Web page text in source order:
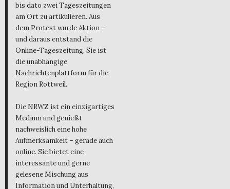
bis dato zwei Tageszeitungen
am Ort zu artikulieren. Aus
dem Protest wurde Aktion –
und daraus entstand die
Online-Tageszeitung. Sie ist
die unabhängige
Nachrichtenplattform für die
Region Rottweil.
Die NRWZ ist ein einzigartiges
Medium und genießt
nachweislich eine hohe
Aufmerksamkeit – gerade auch
online. Sie bietet eine
interessante und gerne
gelesene Mischung aus
Information und Unterhaltung,